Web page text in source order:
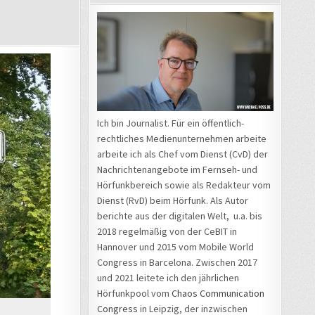
Ich bin Journalist. Für ein öffentlich-
rechtliches Medienunternehmen arbeite
arbeite ich als Chef vom Dienst (CvD) der
Nachrichtenangebote im Fernseh- und
Hörfunkbereich sowie als Redakteur vom
Dienst (RvD) beim Hörfunk. Als Autor
berichte aus der digitalen Welt, u.a. bis
2018 regelmäßig von der CeBIT in
Hannover und 2015 vom Mobile World
Congress in Barcelona. Zwischen 2017
und 2021 leitete ich den jährlichen
Hörfunkpool vom Chaos Communication
Congress in Leipzig, der inzwischen